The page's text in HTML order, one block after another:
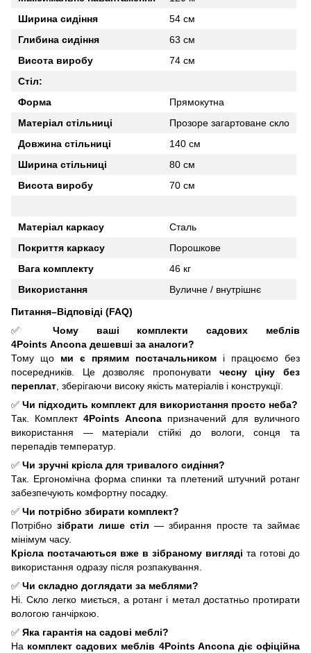
Ширина сидіння
54 см
Глибина сидіння
63 см
Висота виробу
74 см
Стіл:
Форма
Прямокутна
Матеріал стільниці
Прозоре загартоване скло
Довжина стільниці
140 см
Ширина стільниці
80 см
Висота виробу
70 см
Матеріал каркасу
Сталь
Покриття каркасу
Порошкове
Вага комплекту
46 кг
Використання
Вуличне / внутрішнє
Питання–Відповіді (FAQ)
✅ Чому ваші комплекти садових меблів
4Points Ancona дешевші за аналоги?
Тому що ми є прямим постачальником і працюємо без
посередників. Це дозволяє пропонувати чесну ціну без
переплат , зберігаючи високу якість матеріалів і конструкції.
✅ Чи підходить комплект для використання просто неба?
Так. Комплект4Points Ancona призначений для вуличного
використання — матеріали стійкі до вологи, сонця та
перепадів температур.
✅ Чи зручні крісла для тривалого сидіння?
Так. Ергономічна форма спинки та плетений штучний ротанг
забезпечують комфортну посадку.
✅ Чи потрібно збирати комплект?
Потрібно зібрати лише стіл — збирання просте та займає
мінімум часу.
Крісла постачаються вже в зібраному вигляді та готові до
використання одразу після розпакування.
✅ Чи складно доглядати за меблями?
Ні. Скло легко миється, а ротанг і метал достатньо протирати
вологою ганчіркою.
✅ Яка гарантія на садові меблі?
На комплект садових меблів 4Points Ancona діє офіційна